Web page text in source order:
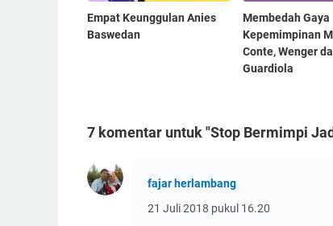
Empat Keunggulan Anies
Baswedan
Membedah Gaya
Kepemimpinan
Conte, Wenger
Guardiola
7 komentar untuk "Stop Bermimpi
fajar herlambang
21 Juli 2018 pukul 16.20